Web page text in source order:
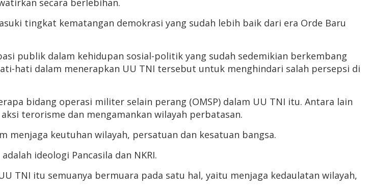
secara berlebihan.
tingkat kematangan demokrasi yang sudah lebih baik dari era Orde Baru
publik dalam kehidupan sosial-politik yang sudah sedemikian berkembang
hati dalam menerapkan UU TNI tersebut untuk menghindari salah persepsi di
bidang operasi militer selain perang (OMSP) dalam UU TNI itu. Antara lain
terorisme dan mengamankan wilayah perbatasan.
menjaga keutuhan wilayah, persatuan dan kesatuan bangsa.
ideologi Pancasila dan NKRI.
TNI itu semuanya bermuara pada satu hal, yaitu menjaga kedaulatan wilayah,